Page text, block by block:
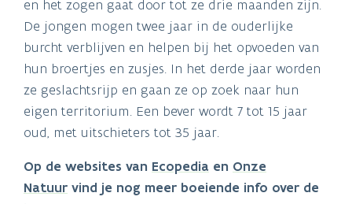
en het zogen gaat door tot ze drie maanden zijn.
De jongen mogen twee jaar in de ouderlijke
burcht verblijven en helpen bij het opvoeden van
hun broertjes en zusjes. In het derde jaar worden
ze geslachtsrijp en gaan ze op zoek naar hun
eigen territorium. Een bever wordt 7 tot 15 jaar
oud, met uitschieters tot 35 jaar.
Op de websites van Ecopedia en Onze
Natuur vind je nog meer boeiende info over de